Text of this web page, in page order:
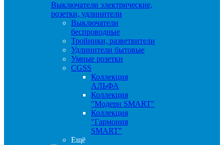
Выключатели электрические,
розетки, удлинители
Выключатели
беспроводные
Тройники, разветвители
Удлинители бытовые
Умные розетки
CGSS
Коллекция
АЛЬФА
Коллекция
"Модерн SMART"
Коллекция
"Гармония
SMART"
Ещё